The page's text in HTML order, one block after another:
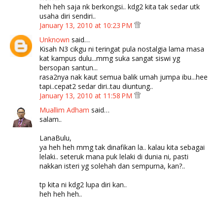
heh heh saja nk berkongsi.. kdg2 kita tak sedar utk
usaha diri sendiri..
January 13, 2010 at 10:23 PM
Unknown said…
Kisah N3 cikgu ni teringat pula nostalgia lama masa
kat kampus dulu...mmg suka sangat siswi yg
bersopan santun...
rasa2nya nak kaut semua balik umah jumpa ibu...hee
tapi..cepat2 sedar diri..tau diuntung..
January 13, 2010 at 11:58 PM
Muallim Adham said…
salam..
LanaBulu,
ya heh heh mmg tak dinafikan la.. kalau kita sebagai
lelaki.. seteruk mana puk lelaki di dunia ni, pasti
nakkan isteri yg solehah dan sempurna, kan?..
tp kita ni kdg2 lupa diri kan..
heh heh heh..